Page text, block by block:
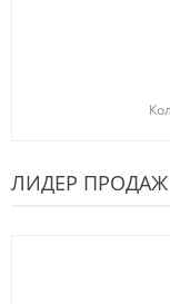
ЛИДЕР ПРОДАЖ